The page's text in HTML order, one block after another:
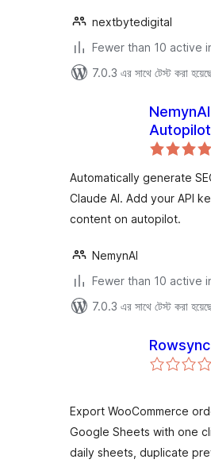
nextbytedigital
Fewer than 10 active
7.0.3 এর সাথে টেস্ট করা
NemynAI
Autopilot
Automatically generate
Claude AI. Add your API
content on autopilot.
NemynAI
Fewer than 10 active
7.0.3 এর সাথে টেস্ট করা
Rowsync
Export WooCommerce
Google Sheets with one
daily sheets, duplicate